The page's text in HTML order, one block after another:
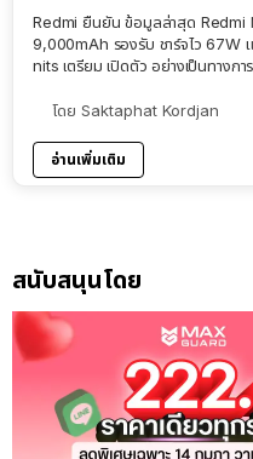
Redmi ยืนยัน ข้อมูลล่าสุด Redmi
9,000mAh รองรับ ชาร์จไว 67W
nits เตรียม เปิดตัว อย่างเป็นทางกา
โดย Saktaphat Kordjan
อ่านเพิ่มเติม
สนับสนุนโดย